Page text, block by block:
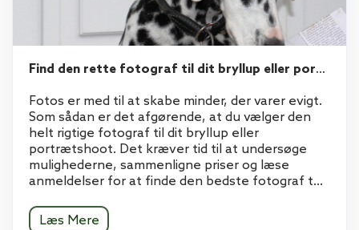
Find den rette fotograf til dit bryllup eller portrætshoot
Fotos er med til at skabe minder, der varer evigt.
Som sådan er det afgørende, at du vælger den
helt rigtige fotograf til dit bryllup eller
portrætshoot. Det kræver tid til at undersøge
mulighederne, sammenligne priser og læse
anmeldelser for at finde den bedste fotograf t...
Læs Mere